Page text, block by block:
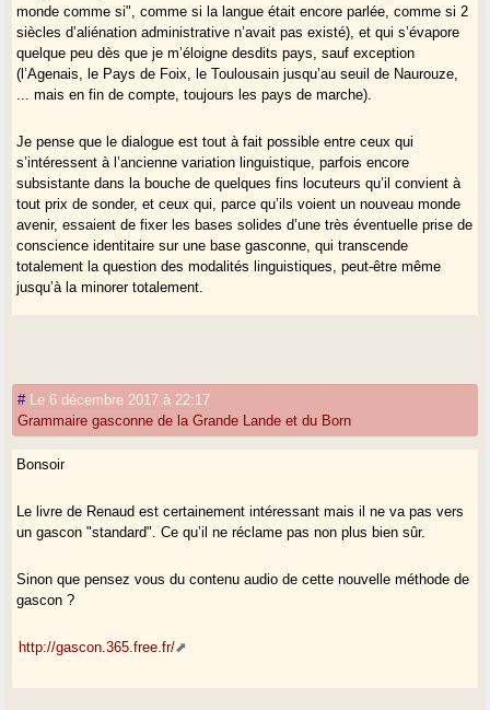
monde comme si", comme si la langue était encore parlée, comme si 2
siècles d’aliénation administrative n’avait pas existé), et qui s’évapore
quelque peu dès que je m’éloigne desdits pays, sauf exception
(l’Agenais, le Pays de Foix, le Toulousain jusqu’au seuil de Naurouze,
... mais en fin de compte, toujours les pays de marche).
Je pense que le dialogue est tout à fait possible entre ceux qui
s’intéressent à l’ancienne variation linguistique, parfois encore
subsistante dans la bouche de quelques fins locuteurs qu’il convient à
tout prix de sonder, et ceux qui, parce qu’ils voient un nouveau monde
avenir, essaient de fixer les bases solides d’une très éventuelle prise de
conscience identitaire sur une base gasconne, qui transcende
totalement la question des modalités linguistiques, peut-être même
jusqu’à la minorer totalement.
#
Le 6 décembre 2017 à 22:17
Grammaire gasconne de la Grande Lande et du Born
Bonsoir
Le livre de Renaud est certainement intéressant mais il ne va pas vers
un gascon "standard". Ce qu’il ne réclame pas non plus bien sûr.
Sinon que pensez vous du contenu audio de cette nouvelle méthode de
gascon ?
http://gascon.365.free.fr/